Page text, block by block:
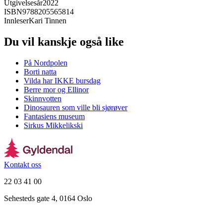
Utgivelsesår2022
ISBN9788205565814
InnleserKari Tinnen
Du vil kanskje også like
På Nordpolen
Borti natta
Vilda har IKKE bursdag
Berre mor og Ellinor
Skinnvotten
Dinosauren som ville bli sjørøver
Fantasiens museum
Sirkus Mikkelikski
Kontakt oss
22 03 41 00
Sehesteds gate 4, 0164 Oslo